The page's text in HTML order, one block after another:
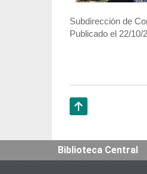
Subdirección de
Publicado el 22/10/
Biblioteca Central